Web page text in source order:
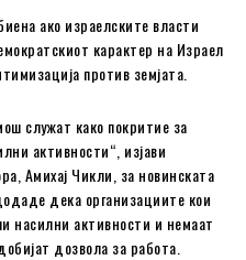
ако израелските власти
карактер на Израел
против земјата.
служат како покритие за
активности“, изјави
Амихај Чикли, за новинската
дека организациите кои
насилни активности и немаат
дозвола за работа.